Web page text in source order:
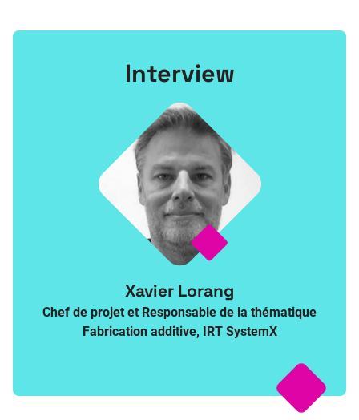
Interview
Xavier Lorang
Chef de projet et Responsable de la thématique
Fabrication additive, IRT SystemX